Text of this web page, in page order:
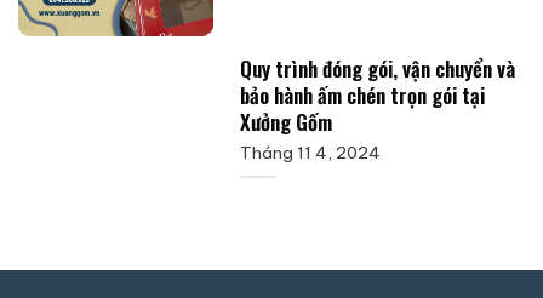
Quy trình đóng gói, vận chuyển và
bảo hành ấm chén trọn gói tại
Xưởng Gốm
Tháng 11 4, 2024